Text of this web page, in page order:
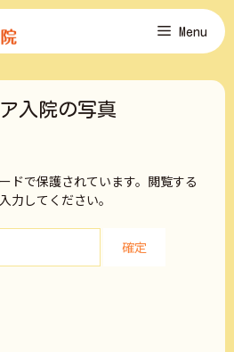
Menu
入院の写真
ドで保護されています。閲覧する
力してください。